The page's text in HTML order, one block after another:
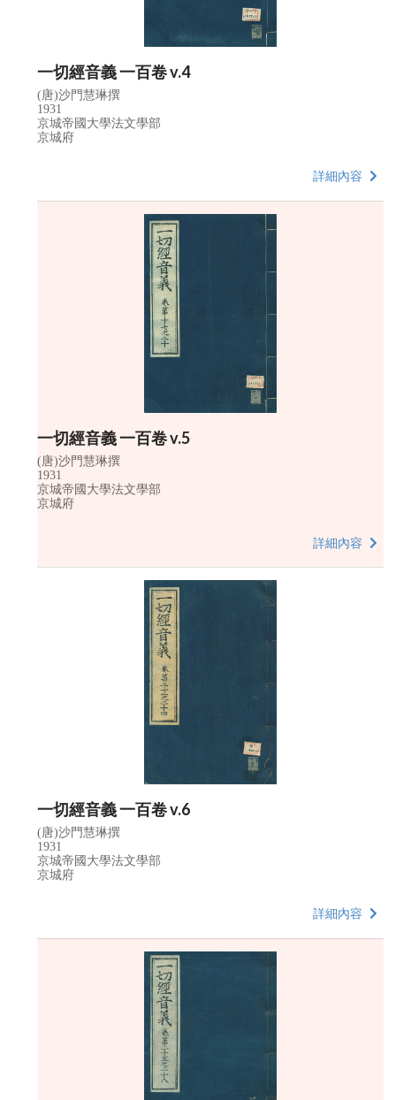
一切經音義 一百卷 v.4
(唐)沙門慧琳撰
1931
京城帝國大學法文學部
京城府
詳細內容
一切經音義 一百卷 v.5
(唐)沙門慧琳撰
1931
京城帝國大學法文學部
京城府
詳細內容
一切經音義 一百卷 v.6
(唐)沙門慧琳撰
1931
京城帝國大學法文學部
京城府
詳細內容